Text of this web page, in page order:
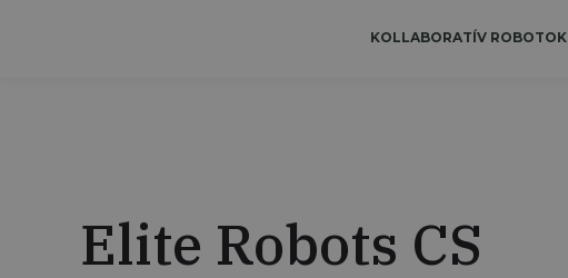
KOLLABORATÍV ROBOTOK
Elite Robots CS